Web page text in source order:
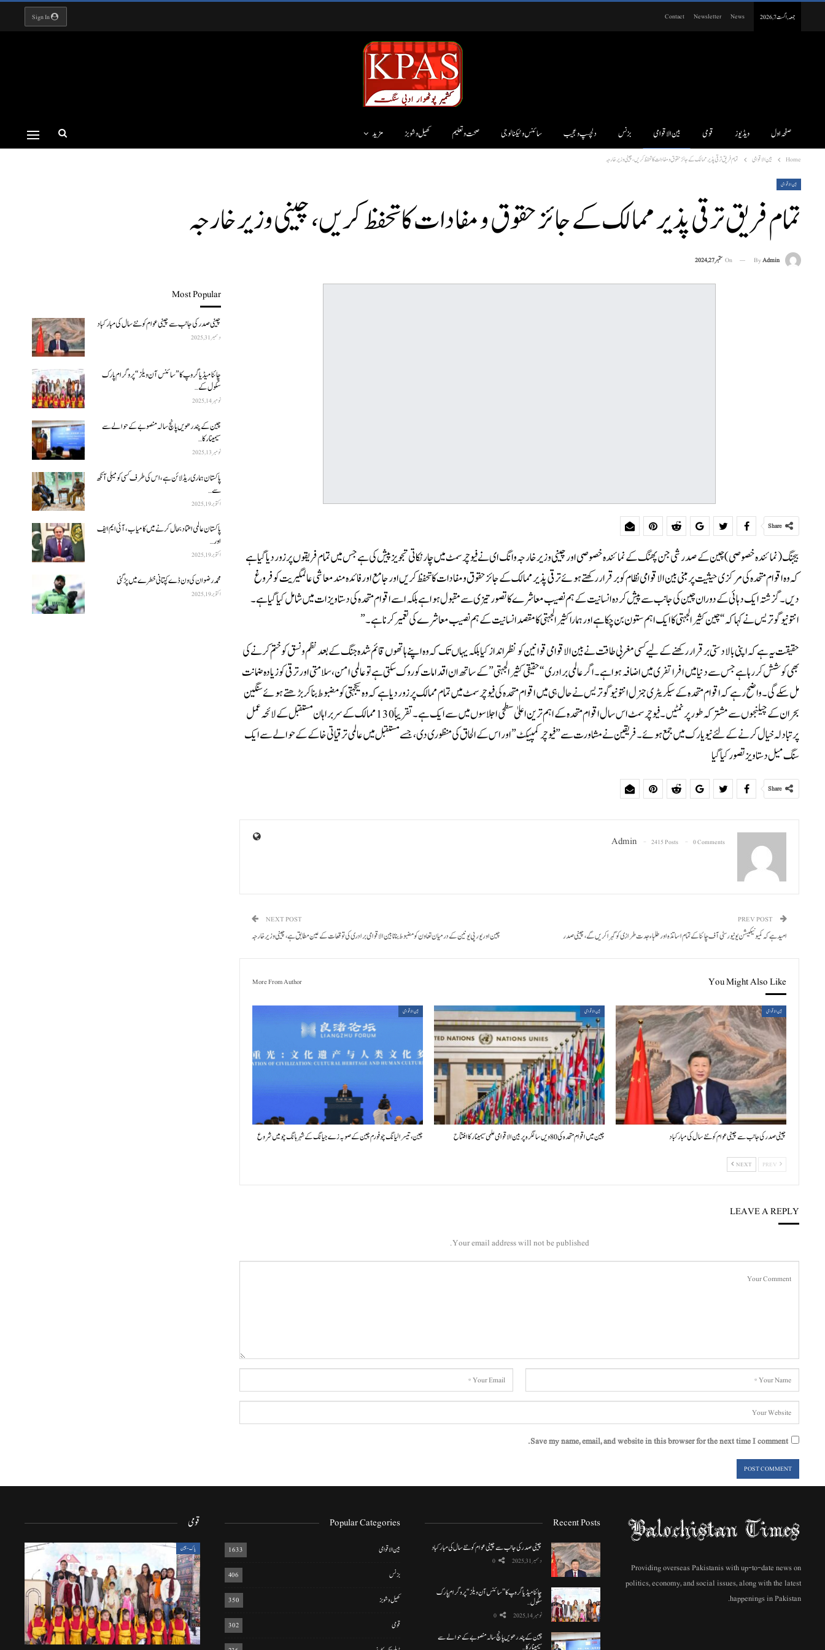
Sign In جمعہ, اگست 7, 2026 News
Newsletter
Contact
صفحہ اول ویڈیوز قومی بین الاقوامی بزنس دلچسپ و عجیب سائنس وٹیکنالوجی صحت و تعلیم کھیل و شوبز مزید
Home بین الاقوامی تمام فر یق ترقی پذیر ممالک کے جائز حقوق و مفادات کا تحفظ کریں، چینی وزیر خا رجہ
بین الاقوامی
تمام فر یق ترقی پذیر ممالک کے جائز حقوق و مفادات کا تحفظ کریں، چینی وزیر خا رجہ
ByAdmin
On ستمبر 27, 2024
Share
بیجنگ (نمائندہ خصوصی) چین کے صدر شی جن پھنگ کے نمائندہ خصوصی اور چینی وزیر خارجہ وانگ ای نے فیوچر سمٹ میں چار نکاتی تجویز پیش کی ہے جس میں تمام فریقوں پر زور دیا گیا ہے
کہ وہ اقوام متحدہ کی مرکزی حیثیت پر مبنی بین الاقوامی نظام کو برقرار رکھتے ہوئے ترقی پذیر ممالک کے جائز حقوق و مفادات کا تحفظ کریں اور جامع اور فائدہ مند معاشی عالمگیریت کو فروغ
دیں۔ گزشتہ ایک دہائی کے دوران چین کی جانب سے پیش کردہ انسانیت کےہم نصیب معاشرے کا تصور تیزی سے مقبول ہوا ہے بلکہ اسے اقوام متحدہ کی دستاویزات میں شامل کیا گیا ہے۔
انتونیو گوتریس نے کہا کہ “چین کثیرالجہتی کا ایک اہم ستون بن چکا ہے اور ہمارا کثیر الجہتی کا مقصد انسانیت کے ہم نصیب معاشرے کی تعمیر کرنا ہے۔ ”
حقیقت یہ ہے کہ اپنی بالادستی برقرار رکھنے کے لیے کسی مغربی طاقت نے بین الاقوامی قوانین کو نظر انداز کیا بلکہ یہاں تک کہ وہ اپنے ہاتھوں قائم شدہ جنگ کے بعد نظم و نسق کو ختم کرنے کی
بھی کوشش کر رہا ہے جس سے دنیا میں افراتفری میں اضافہ ہوا ہے۔ اگر عالمی برادری “حقیقی کثیر الجہتی” کے ساتھ ان اقدامات کو روک سکتی ہے تو عالمی امن، سلامتی اور ترقی کو زیادہ ضمانت
مل سکے گی۔وا ضح رہے کہ اقوام متحدہ کے سیکریٹری جنرل انتونیو گوتریس نے حال ہی میں اقوام متحدہ کی فیوچر سمٹ میں تمام ممالک پر زور دیا ہے کہ وہ یکجہتی کو مضبوط بناکر بڑھتے ہوئے سنگین
بحران کے چیلنجوں سے مشترکہ طور پر نمٹیں۔فیوچر سمٹ اس سال اقوام متحدہ کے اہم ترین اعلیٰ سطحی اجلاسوں میں سے ایک ہے۔ تقریباً 130 ممالک کےسربراہان مستقبل کے لائحہ عمل
پر تبادلہ خیال کرنے کے لئے نیویارک میں جمع ہوئے ۔فریقین نےمشاورت سے ” فیوچر کمپیکٹ” اور اس کے الحاق کی منظوری دی ، جسےمستقبل میں عالمی ترقیاتی خاکے کے حوالے سے ایک
سنگ میل دستاویز تصور کیا گیا
Share
Admin 2415 Posts 0 Comments
امید ہے کہ کمیونیکیشن یونیورسٹی آف چائنا کے تمام اساتذہ اور طلباء جدت طرازی کو گہرا کریں گے، چینی صدر
NEXT POST
چین اور یورپی یونین کے درمیان تعاون کو مضبوط بنانا بین الاقوامی برادری کی توقعات کے عین مطابق ہے، چینی وزیر خا رجہ
You Might Also Like
More From Author
بین الاقوامی
چینی صدر کی جانب سے چینی عوام کو نئے سال کی مبارکباد
بین الاقوامی
چین میں اقوام متحدہ کی 80ویں سالگرہ پر بین الاقوامی علمی سیمینار کا افتتاح
بین الاقوامی
چین، تیسرا لیانگ چو فورم چین کے صوبہ زے جیانگ کے شہر ہانگ چو میں شروع
NEXT
LEAVE A REPLY
Your email address will not be published.
Save my name, email, and website in this browser for the next time I comment.
Most Popular
چینی صدر کی جانب سے چینی عوام کو نئے سال کی مبارکباد
دسمبر 31, 2025
چائنا میڈیا گروپ کا ”سائنس آن ویلز“ پروگرام پارک
سکول کے…
نومبر 14, 2025
چین کے پندرھویں پانچ سالہ منصوبے کے حوالے سے
سیمینار کا…
نومبر 13, 2025
پاکستان ہماری ریڈ لائن ہے، اس کی طرف کسی کو میلی آنکھ
سے…
اکتوبر 19, 2025
پاکستان عالمی اعتماد بحال کرنے میں کامیاب، آئی ایم ایف
اور…
اکتوبر 19, 2025
محمد رضوان کی ون ڈے کپتانی خطرے میں پڑ گئی
اکتوبر 19, 2025
Providing overseas Pakistanis with up-to-date news on
politics, economy, and social issues, along with the latest
happenings in Pakistan.
Recent Posts
چینی صدر کی جانب سے چینی عوام کو نئے سال کی مبارکباد
دسمبر 31, 2025
چائنا میڈیا گروپ کا ”سائنس آن ویلز“ پروگرام پارک
سکول…
نومبر 14, 2025
چین کے پندرھویں پانچ سالہ منصوبے کے حوالے سے
سیمینار کا…
Popular Categories
بین الاقوامی 1633
بزنس 406
کھیل و شوبز 350
قومی 302
قومی
پاک-چین